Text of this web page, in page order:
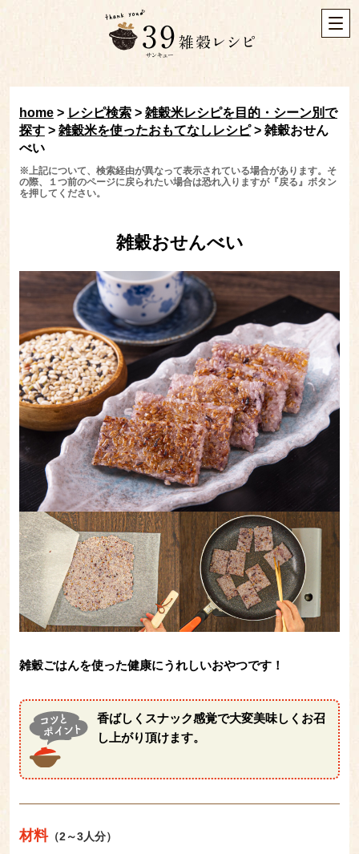
home> レシピ検索> 雑穀米レシピを目的・シーン別で
探す> 雑穀米を使ったおもてなしレシピ> 雑穀おせん
べい
※上記について、検索経由が異なって表示されている場合があります。そ
の際、１つ前のページに戻られたい場合は恐れ入りますが『戻る』ボタン
を押してください。
雑穀おせんべい
雑穀ごはんを使った健康にうれしいおやつです！
香ばしくスナック感覚で大変美味しくお召
し上がり頂けます。
材料（2～3人分）